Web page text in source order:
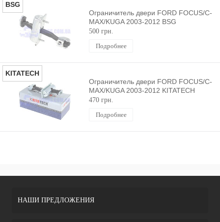
BSG
Ограничитель двери FORD FOCUS/C-
MAX/KUGA 2003-2012 BSG
500 грн.
Подробнее
KITATECH
Ограничитель двери FORD FOCUS/C-
MAX/KUGA 2003-2012 KITATECH
470 грн.
Подробнее
НАШИ ПРЕДЛОЖЕНИЯ